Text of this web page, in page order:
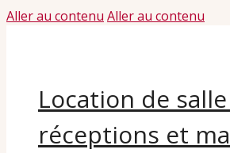
Aller au contenu Aller au contenu
Location de
réceptions et